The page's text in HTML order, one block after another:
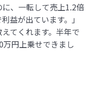
、一転して売上1.2倍
益が出ています。」
てくれます。 半年で
円上乗せできまし